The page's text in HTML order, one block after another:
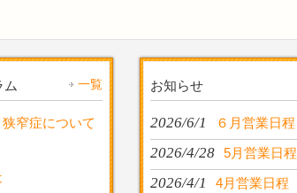
ム 一覧
窄症について
お知らせ
2026/6/1 ６月営業日程
2026/4/28 5月営業日程
2026/4/1 4月営業日程